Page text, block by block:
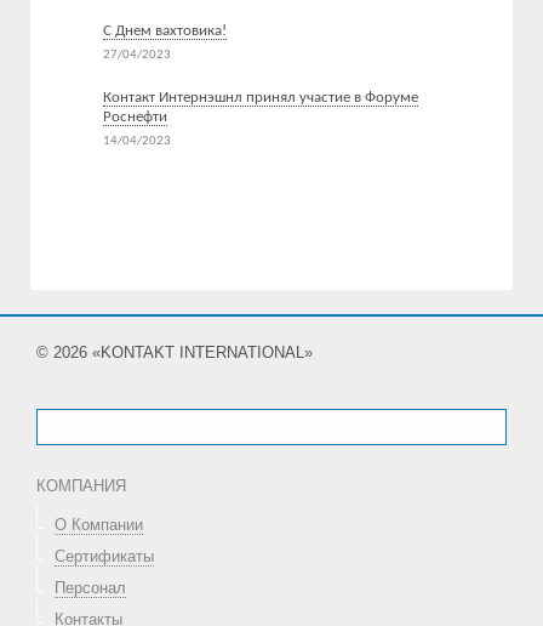
С Днем вахтовика!
27/04/2023
Контакт Интернэшнл принял участие в Форуме
Роснефти
14/04/2023
© 2026 «KONTAKT INTERNATIONAL»
КОМПАНИЯ
О Компании
Сертификаты
Персонал
Контакты